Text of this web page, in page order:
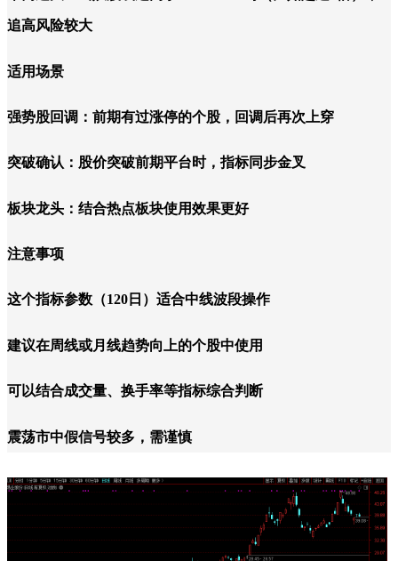
追高风险较大
适用场景
强势股回调：前期有过涨停的个股，回调后再次上穿
突破确认：股价突破前期平台时，指标同步金叉
板块龙头：结合热点板块使用效果更好
注意事项
这个指标参数（120日）适合中线波段操作
建议在周线或月线趋势向上的个股中使用
可以结合成交量、换手率等指标综合判断
震荡市中假信号较多，需谨慎